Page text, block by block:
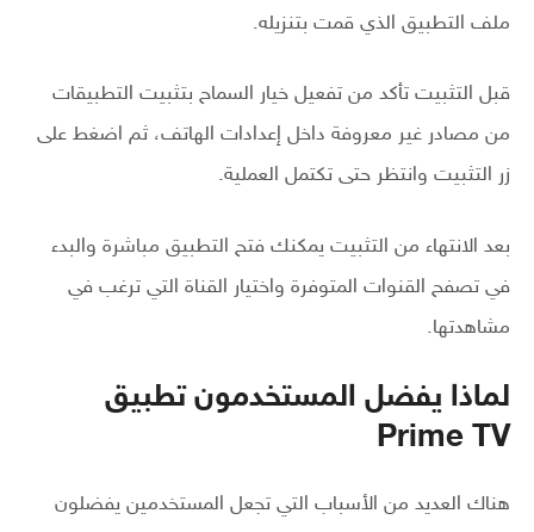
ملف التطبيق الذي قمت بتنزيله.
قبل التثبيت تأكد من تفعيل خيار السماح بتثبيت التطبيقات
من مصادر غير معروفة داخل إعدادات الهاتف، ثم اضغط على
زر التثبيت وانتظر حتى تكتمل العملية.
بعد الانتهاء من التثبيت يمكنك فتح التطبيق مباشرة والبدء
في تصفح القنوات المتوفرة واختيار القناة التي ترغب في
مشاهدتها.
لماذا يفضل المستخدمون تطبيق
Prime TV
هناك العديد من الأسباب التي تجعل المستخدمين يفضلون